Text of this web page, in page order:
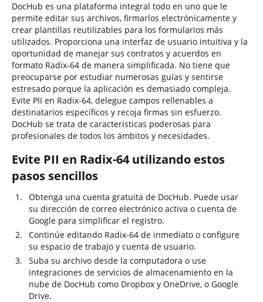
DocHub es una plataforma integral todo en uno que le
permite editar sus archivos, firmarlos electrónicamente y
crear plantillas reutilizables para los formularios más
utilizados. Proporciona una interfaz de usuario intuitiva y la
oportunidad de manejar sus contratos y acuerdos en
formato Radix-64 de manera simplificada. No tiene que
preocuparse por estudiar numerosas guías y sentirse
estresado porque la aplicación es demasiado compleja.
Evite PII en Radix-64, delegue campos rellenables a
destinatarios específicos y recoja firmas sin esfuerzo.
DocHub se trata de características poderosas para
profesionales de todos los ámbitos y necesidades.
Evite PII en Radix-64 utilizando estos
pasos sencillos
Obtenga una cuenta gratuita de DocHub. Puede usar
su dirección de correo electrónico activa o cuenta de
Google para simplificar el registro.
Continúe editando Radix-64 de inmediato o configure
su espacio de trabajo y cuenta de usuario.
Suba su archivo desde la computadora o use
integraciones de servicios de almacenamiento en la
nube de DocHub como Dropbox y OneDrive, o Google
Drive.